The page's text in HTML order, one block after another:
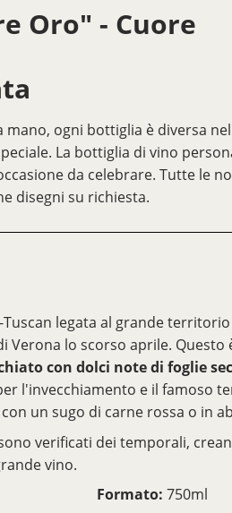
Oro" - Cuore
ogni bottiglia è diversa
La bottiglia di vino
da celebrare. Tutte le
disegni su richiesta.
legata al grande
lo scorso aprile.
con dolci note di foglie
l'invecchiamento e il famoso
un sugo di carne rossa o in
verificati dei temporali,
vino.
Formato: 750ml